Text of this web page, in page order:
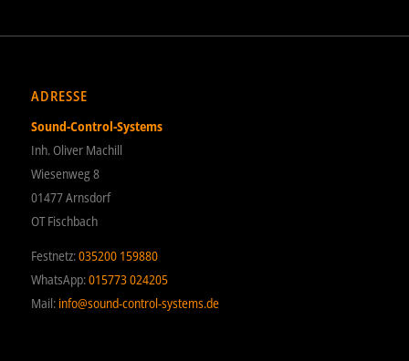
ADRESSE
Sound-Control-Systems
Inh. Oliver Machill
Wiesenweg 8
01477 Arnsdorf
OT Fischbach
Festnetz:035200 159880
WhatsApp:015773 024205
Mail: info@sound-control-systems.de